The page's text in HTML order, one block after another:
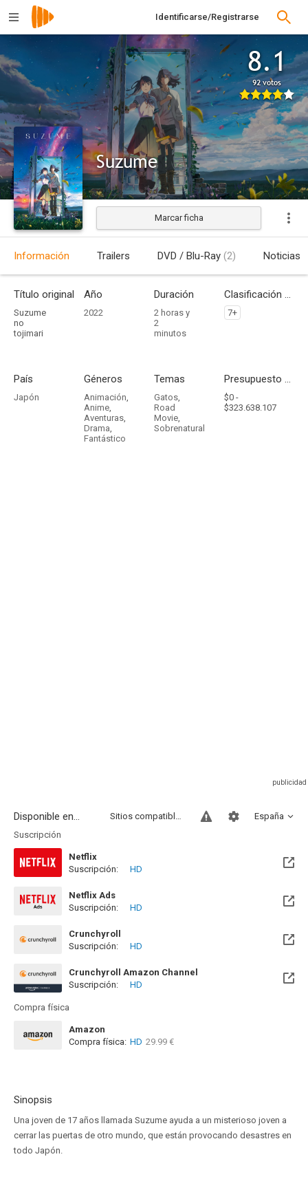
Identificarse/Registrarse
8.1
92 votos
Suzume
Estrenada
Marcar ficha
Información Trailers DVD / Blu-Ray (2) Noticias
Título original
Suzume
no
tojimari
Año
2022
Duración
2 horas y
2
minutos
Clasificación por edades
7+
País
Japón
Géneros
Animación,
Anime,
Aventuras,
Drama,
Fantástico
Temas
Gatos,
Road
Movie,
Sobrenatural
Presupuesto - Ingresos
$0 -
$323.638.107
Disponible en... España
Sitios compatibles
Suscripción
Netflix
Suscripción:
HD
Netflix Ads
Suscripción:
HD
Crunchyroll
Suscripción:
HD
Crunchyroll Amazon Channel
Suscripción:
HD
Compra física
Amazon
Compra física: HD 29.99 €
Sinopsis
Una joven de 17 años llamada Suzume ayuda a un misterioso joven a
cerrar las puertas de otro mundo, que están provocando desastres en
todo Japón.